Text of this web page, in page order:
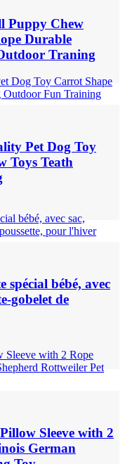
Puppy Chew
Durable
Traning
Pet Dog Toy
Toys Teath
spécial bébé, avec
gobelet de
Sleeve with 2
German